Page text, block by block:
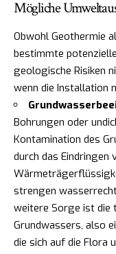
Mögliche
Obwohl Geothermie
bestimmte
geologische Risiken
wenn die Installation
Bohrungen oder
Kontamination des
durch das Eindringen
strengen
weitere Sorge ist die
Grundwassers, also
die sich auf die Flora